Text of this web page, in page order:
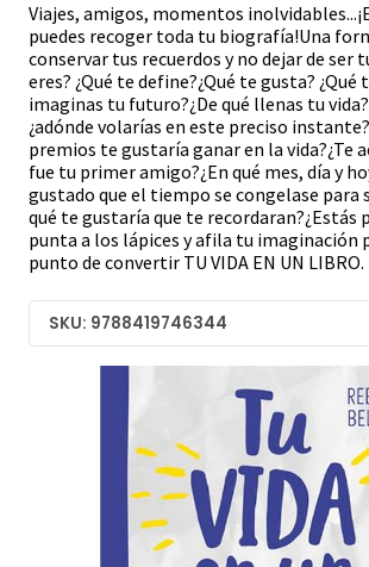
Viajes, amigos, momentos
puedes recoger toda tu biografía!Una
conservar tus recuerdos y no dejar de ser
eres? ¿Qué te define?¿Qué te gusta? ¿Qué
imaginas tu futuro?¿De qué llenas tu
¿adónde volarías en este preciso
premios te gustaría ganar en la vida?¿Te
fue tu primer amigo?¿En qué mes, día y
gustado que el tiempo se congelase para
qué te gustaría que te recordaran?¿Estás
punta a los lápices y afila tu imaginación
punto de convertir TU VIDA EN UN LIBRO.
SKU: 9788419746344